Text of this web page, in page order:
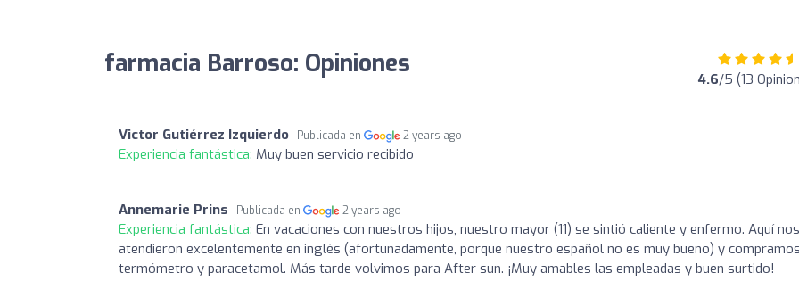
farmacia Barroso: Opiniones 4.6/5 (13
Victor Gutiérrez Izquierdo Publicada en 2 years ago
Experiencia fantástica: Muy buen servicio recibido
Annemarie Prins Publicada en 2 years ago
Experiencia fantástica: En vacaciones con nuestros hijos, nuestro mayor (11) se sintió caliente y enfermo. Aquí nos
atendieron excelentemente en inglés (afortunadamente, porque nuestro español no es muy bueno) y
termómetro y paracetamol. Más tarde volvimos para After sun. ¡Muy amables las empleadas y buen surtido!